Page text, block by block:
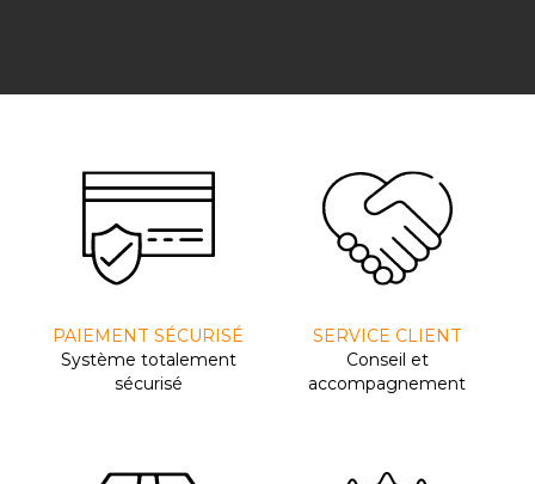
PAIEMENT SÉCURISÉ
Système totalement
sécurisé
SERVICE CLIENT
Conseil et
accompagnement